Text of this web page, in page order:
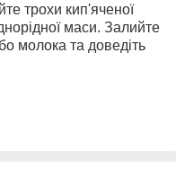
трохи кип'яченої
маси. Залийте
молока та доведіть